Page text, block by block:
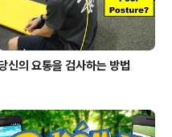
신의 요통을 검사하는 방법